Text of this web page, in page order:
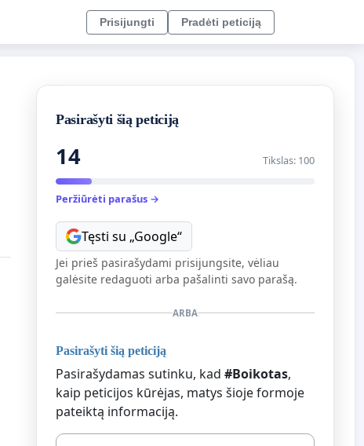
Prisijungti Pradėti peticiją
Pasirašyti šią peticiją
14 Tikslas: 100
Peržiūrėti parašus →
Tęsti su „Google“
Jei prieš pasirašydami prisijungsite, vėliau
galėsite redaguoti arba pašalinti savo parašą.
ARBA
Pasirašyti šią peticiją
Pasirašydamas sutinku, kad #Boikotas,
kaip peticijos kūrėjas, matys šioje formoje
pateiktą informaciją.